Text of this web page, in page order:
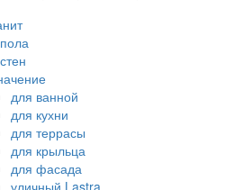
для ванной
для кухни
для террасы
для крыльца
для фасада